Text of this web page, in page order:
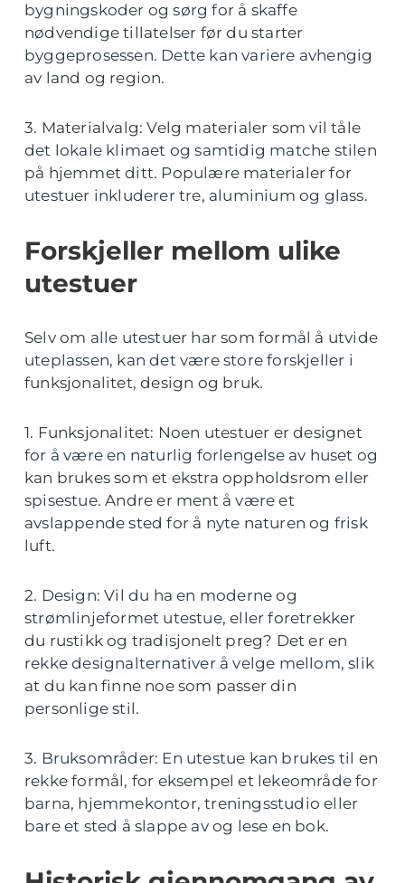
bygningskoder og sørg for å skaffe
nødvendige tillatelser før du starter
byggeprosessen. Dette kan variere avhengig
av land og region.
3. Materialvalg: Velg materialer som vil tåle
det lokale klimaet og samtidig matche stilen
på hjemmet ditt. Populære materialer for
utestuer inkluderer tre, aluminium og glass.
Forskjeller mellom ulike
utestuer
Selv om alle utestuer har som formål å utvide
uteplassen, kan det være store forskjeller i
funksjonalitet, design og bruk.
1. Funksjonalitet: Noen utestuer er designet
for å være en naturlig forlengelse av huset og
kan brukes som et ekstra oppholdsrom eller
spisestue. Andre er ment å være et
avslappende sted for å nyte naturen og frisk
luft.
2. Design: Vil du ha en moderne og
strømlinjeformet utestue, eller foretrekker
du rustikk og tradisjonelt preg? Det er en
rekke designalternativer å velge mellom, slik
at du kan finne noe som passer din
personlige stil.
3. Bruksområder: En utestue kan brukes til en
rekke formål, for eksempel et lekeområde for
barna, hjemmekontor, treningsstudio eller
bare et sted å slappe av og lese en bok.